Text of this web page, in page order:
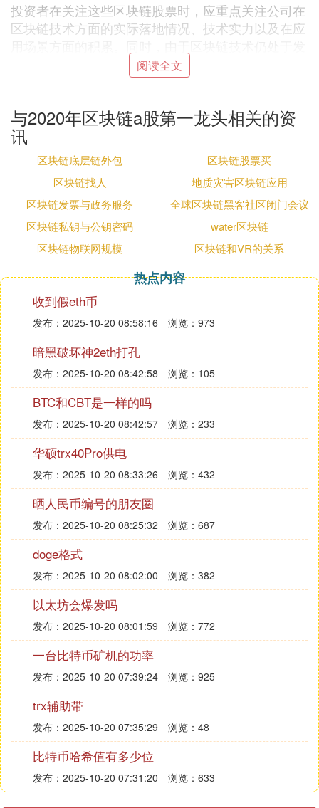
投资者在关注这些区块链股票时，应重点关注公司在
区块链技术方面的实际落地情况、技术实力以及在应
展阶段，投资者应注意投资风险，理性投资。
区块链概念股票的龙头主要包括以下几家公司：
易见股份（600093.SH）
公司简介
：易见股份之前主营供应链管
理，近年来积极转型，致力于金融科技，
特别是区块链技术在供应链金融中的应
用。
区块链实践
：成功开发“易见区块”系统，并
：
公司简介
提供银行IT系统云服务。
区块链布局：依托自身在银行IT解决方案
方面的优势，积极布局区块链技术。
新晨科技：
公司简介：主营应用软件开发、软硬件系
统集成和专业技术服务业务。
区块链进展：在云计算、大数据、人工智
能以及区块链等新技术在金融行业的应用
方面取得一定进展，基于区块链技术的国
内信用证业务系统已在银行上线。
文化长城 ：
公司简介：A股教育行业领先的上市公司，
通过并购大型教育机构实现业绩快速增
长。
区块链研发：旗下子公司自2017年开始布
局区块链产业，并于2018年取得四项区块
链技术著作权。
科蓝软件（300663.SZ）
公司简介：为银行等金融机构提供软件产
品应用开发和技术服务，提供IT咨询、规
划、建设等解决方案。
区块链潜力：区块链技术在金融行业的应
用前景广阔，科蓝软件有望成为第一批受
益者。
广电运通：
阅读全文
与2020年区块链a股第一龙头相关的资
讯
区块链底层链外包
区块链股票买
区块链找人
地质灾害区块链应用
区块链发票与政务服务
全球区块链黑客社区闭门会议
区块链私钥与公钥密码
water区块链
区块链物联网规模
区块链和VR的关系
热点内容
收到假eth币
发布：2025-10-20 08:58:16 浏览：973
暗黑破坏神2eth打孔
发布：2025-10-20 08:42:58 浏览：105
BTC和CBT是一样的吗
发布：2025-10-20 08:42:57 浏览：233
华硕trx40Pro供电
发布：2025-10-20 08:33:26 浏览：432
晒人民币编号的朋友圈
发布：2025-10-20 08:25:32 浏览：687
doge格式
发布：2025-10-20 08:02:00 浏览：382
以太坊会爆发吗
发布：2025-10-20 08:01:59 浏览：772
一台比特币矿机的功率
发布：2025-10-20 07:39:24 浏览：925
trx辅助带
发布：2025-10-20 07:35:29 浏览：48
比特币哈希值有多少位
发布：2025-10-20 07:31:20 浏览：633